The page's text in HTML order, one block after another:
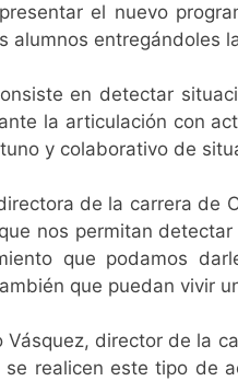
el nuevo
alumnos entregándoles
en detectar
la articulación con
y colaborativo de
de la carrera de
nos permitan
que podamos
que puedan vivir
Vásquez, director de la
se realicen este tipo de